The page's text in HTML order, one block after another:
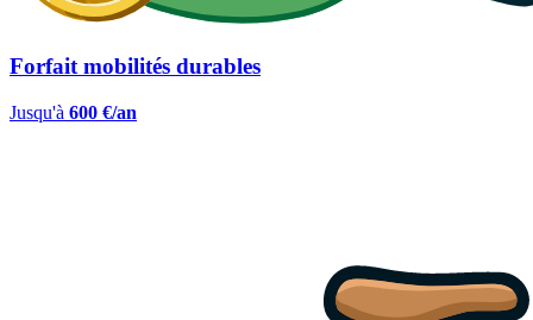
Forfait mobilités durables
Jusqu'à 600 €/an